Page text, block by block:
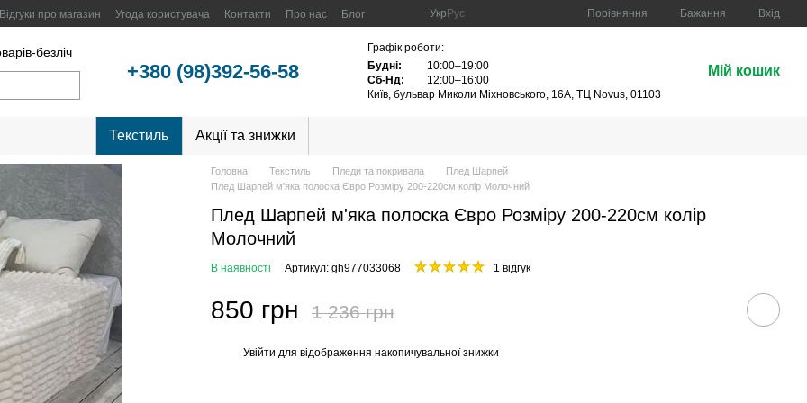
Відгуки про магазин Угода користувача Контакти Про нас Блог Укр Рус Порівняння Бажання Вхід
безліч
+380 (98)392-56-58
Графік роботи:
Будні:
10:00–19:00
Сб-Нд:
12:00–16:00
Київ, бульвар Миколи Міхновського, 16А, ТЦ Novus, 01103
Мій кошик
Текстиль Акції та знижки
Головна Текстиль Пледи та покривала
Плед Шарпей
Плед Шарпей м'яка полоска Євро Розміру 200-220см колір Молочний
Плед Шарпей м'яка полоска Євро Розміру 200-220см колір
Молочний
В наявності Артикул: gh977033068 1 відгук
850 грн 1 236 грн
Увійти для відображення накопичувальної знижки